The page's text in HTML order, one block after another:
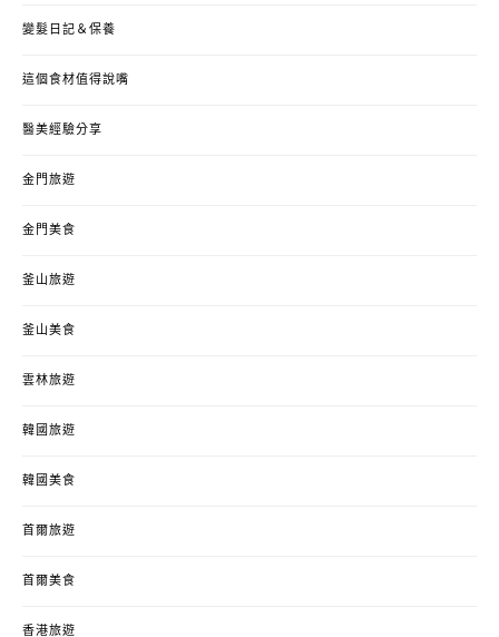
變髮日記＆保養
這個食材值得說嘴
醫美經驗分享
金門旅遊
金門美食
釜山旅遊
釜山美食
雲林旅遊
韓國旅遊
韓國美食
首爾旅遊
首爾美食
香港旅遊